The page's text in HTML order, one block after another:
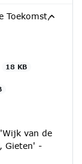
Toekomst,
18 KB
van de
Gieten' -